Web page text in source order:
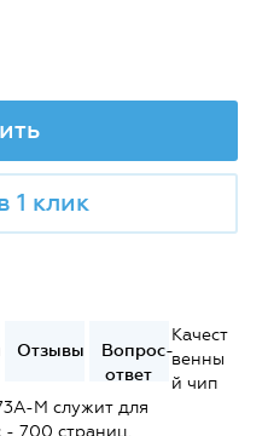
1 клик
Отзывы
Вопрос-
ответ
Качест
венны
й чип
M служит для